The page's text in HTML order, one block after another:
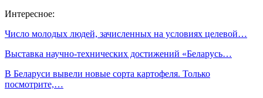
Интересное:
Число молодых людей, зачисленных на условиях целевой…
Выставка научно-технических достижений «Беларусь…
В Беларуси вывели новые сорта картофеля. Только
посмотрите,…